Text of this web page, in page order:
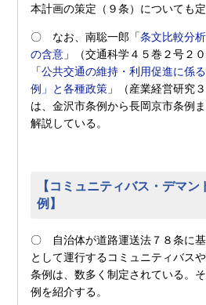
本計画の策定（９条）についても定
〇 なお、南聡一郎「条文比較分
の含意 」（交通科学４５巻２号２
「公共交通の維持・利用促進に係
例」と各種政策 」（産業経営研究
は、金沢市条例から長岡京市条例
解説している。
【コミュニティバス・デマ
例】
〇 自治体が道路運送法７８条に
として運行するコミュニティバス
条例は、数多く制定されている。
例を紹介する。